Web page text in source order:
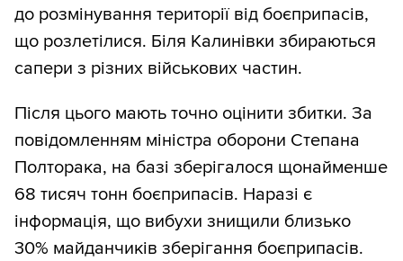
до розмінування території від боєприпасів,
що розлетілися. Біля Калинівки збираються
сапери з різних військових частин.
Після цього мають точно оцінити збитки. За
повідомленням міністра оборони Степана
Полторака, на базі зберігалося щонайменше
68 тисяч тонн боєприпасів. Наразі є
інформація, що вибухи знищили близько
30% майданчиків зберігання боєприпасів.